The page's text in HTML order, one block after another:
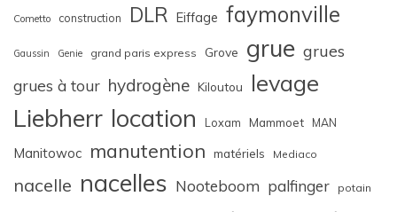
Cometto construction DLR Eiffage faymonville
Gaussin Genie grand paris express Grove grue grues
grues à tour hydrogène Kiloutou levage
Liebherr location Loxam Mammoet MAN
Manitowoc manutention matériels Mediaco
nacelle nacelles Nooteboom palfinger potain